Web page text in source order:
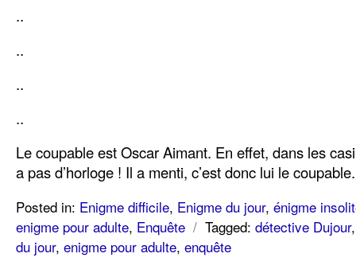
..
..
..
..
Le coupable est Oscar Aimant. En effet, dans les
a pas d’horloge ! Il a menti, c’est donc lui le coupable.
Posted in: Enigme difficile, Enigme du jour, énigme
enigme pour adulte, Enquête / Tagged: détective Dujour
du jour, enigme pour adulte, enquête